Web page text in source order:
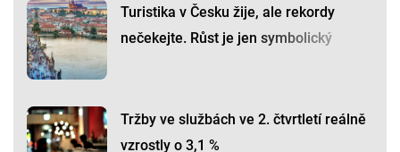
Turistika v Česku žije, ale rekordy
nečekejte. Růst je jen symbolický
Tržby ve službách ve 2. čtvrtletí reálně
vzrostly o 3,1 %